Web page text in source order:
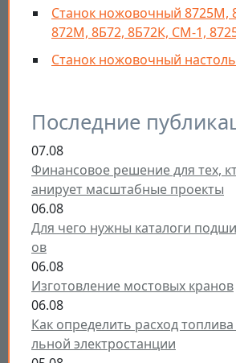
Последние
07.08
Финансовое решение для тех,
анирует масштабные проекты
06.08
Для чего нужны каталоги
ов
06.08
Изготовление мостовых кранов
06.08
Как определить расход
льной электростанции
Станок ножовочный 8725М,
872М, 8Б72, 8Б72К, СМ-1,
Станок ножовочный